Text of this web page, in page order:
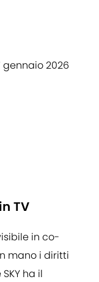
2026
TV
in co-
mano i diritti
ha il